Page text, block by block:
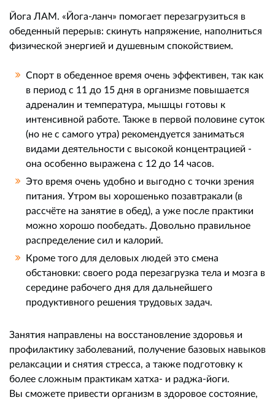
Йога ЛАМ. «Йога-ланч» помогает перезагрузиться в
обеденный перерыв: скинуть напряжение, наполниться
физической энергией и душевным спокойствием.
Спорт в обеденное время очень эффективен, так как
в период с 11 до 15 дня в организме повышается
адреналин и температура, мышцы готовы к
интенсивной работе. Также в первой половине суток
(но не с самого утра) рекомендуется заниматься
видами деятельности с высокой концентрацией -
она особенно выражена с 12 до 14 часов.
Это время очень удобно и выгодно с точки зрения
питания. Утром вы хорошенько позавтракали (в
рассчёте на занятие в обед), а уже после практики
можно хорошо пообедать. Довольно правильное
распределение сил и калорий.
Кроме того для деловых людей это смена
обстановки: своего рода перезагрузка тела и мозга в
середине рабочего дня для дальнейшего
продуктивного решения трудовых задач.
Занятия направлены на восстановление здоровья и
профилактику заболеваний, получение базовых навыков
релаксации и снятия стресса, а также подготовку к
более сложным практикам хатха- и раджа-йоги.
Вы сможете привести организм в здоровое состояние,